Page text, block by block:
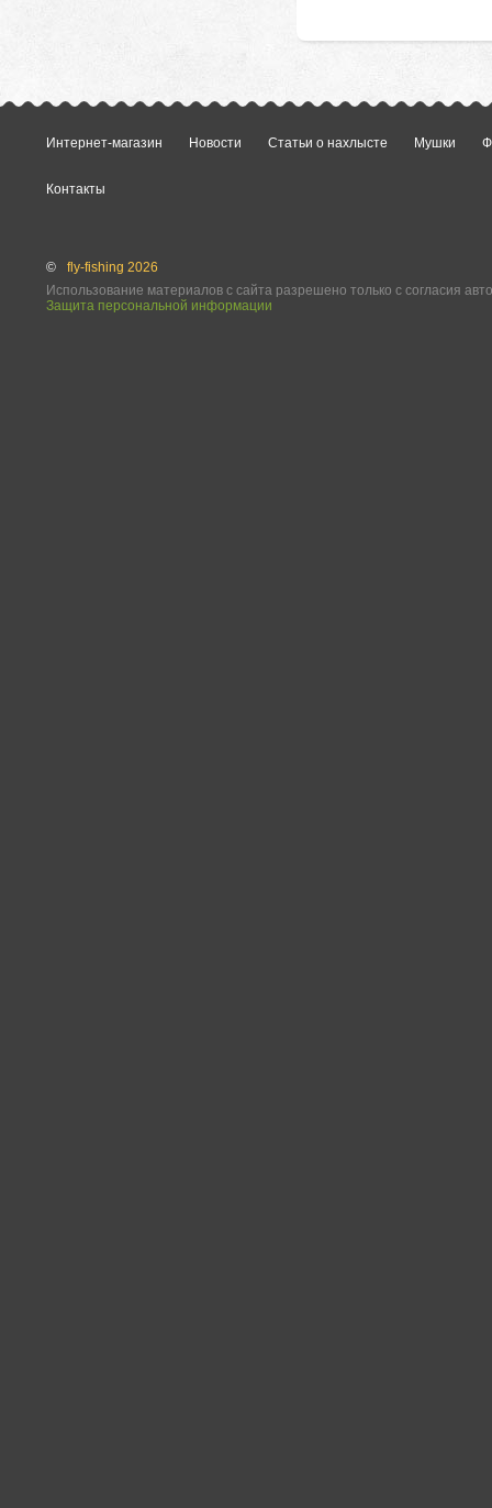
Интернет-магазин Новости Статьи о нахлысте Мушки
Контакты
©
fly-fishing 2026
Использование материалов с сайта разрешено только с согласия
Защита персональной информации